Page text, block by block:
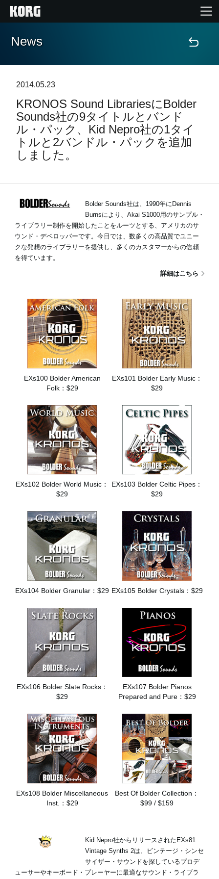
Home
Import Products
Features
Events
News
About KORG
News
2014.05.23
KRONOS Sound LibrariesにBolder
Sounds社の9タイトルとバンド
ル・パック、Kid Nepro社の1タイ
トルと2バンドル・パックを追加
しました。
Bolder Sounds社は、1990年にDennis
Burnsにより、Akai S1000用のサンプル・
ライブラリー制作を開始したことをルーツとする、アメリカのサ
ウンド・デベロッパーです。今日では、数多くの高品質でユニー
クな発想のライブラリーを提供し、多くのカスタマーからの信頼
を得ています。
詳細はこちら
EXs100 Bolder American
Folk：$29
EXs101 Bolder Early Music：
$29
EXs102 Bolder World Music：
$29
EXs103 Bolder Celtic Pipes：
$29
EXs104 Bolder Granular：$29 EXs105 Bolder Crystals：$29
EXs106 Bolder Slate Rocks：
$29
EXs107 Bolder Pianos
Prepared and Pure：$29
EXs108 Bolder Miscellaneous
Inst.：$29
Best Of Bolder Collection：
$99 / $159
Kid Nepro社からリリースされたEXs81
Vintage Synths 2は、ビンテージ・シンセ
サイザー・サウンドを探しているプロデ
ューサーやキーボード・プレーヤーに最適なサウンド・ライブラ